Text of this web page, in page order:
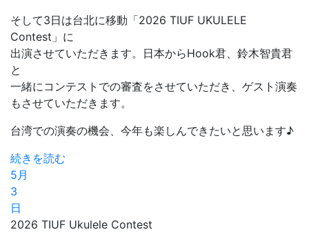
そして3日は台北に移動「2026 TIUF UKULELE
Contest」に
出演させていただきます。日本からHook君、鈴木智貴君
と
一緒にコンテストでの審査をさせていただき、ゲスト演奏
もさせていただきます。
台湾での演奏の機会、今年も楽しんできたいと思います♪
続きを読む
5月
3
日
2026 TIUF Ukulele Contest